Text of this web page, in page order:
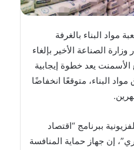
البناء بالغرفة
وزارة الصناعة الأخير بإلغاء
الأسمنت يعد خطوة إيجابية
البناء، متوقعًا انخفاضًا
ببرنامج “اقتصاد
إن جهاز حماية المنافسة